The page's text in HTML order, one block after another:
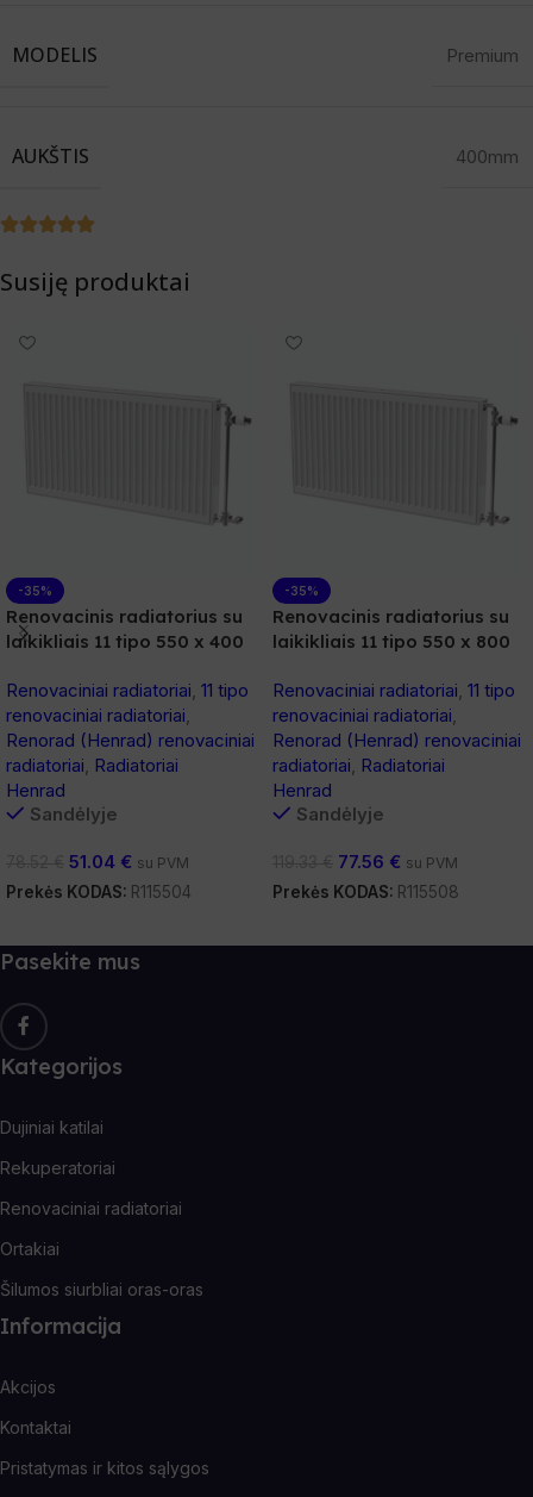
MODELIS Premium
AUKŠTIS 400mm
Susiję produktai
-35%
Renovacinis radiatorius su
laikikliais 11 tipo 550 x 400
Renovaciniai radiatoriai 11 tipo
renovaciniai radiatoriai
Renorad (Henrad) renovaciniai
radiatoriai Radiatoriai
Henrad
Sandėlyje
51.04 € su PVM
Prekės KODAS: R115504
-35%
Renovacinis radiatorius su
laikikliais 11 tipo 550 x 800
Renovaciniai radiatoriai 11 tipo
renovaciniai radiatoriai
Renorad (Henrad) renovaciniai
radiatoriai Radiatoriai
Henrad
Sandėlyje
77.56 € su PVM
Prekės KODAS: R115508
Pasekite mus
Kategorijos
Dujiniai katilai
Rekuperatoriai
Renovaciniai radiatoriai
Ortakiai
Šilumos siurbliai oras-oras
Informacija
Akcijos
Kontaktai
Pristatymas ir kitos sąlygos